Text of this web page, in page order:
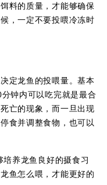
料的质量，才能够确保
，一定不要投喂冷冻时
定龙鱼的投喂量。基本
钟内可以吃完就是最合
亡的现象，而一旦出现
食并调整食物，也可以
培养龙鱼良好的摄食习
鱼怎么喂，才能更好的